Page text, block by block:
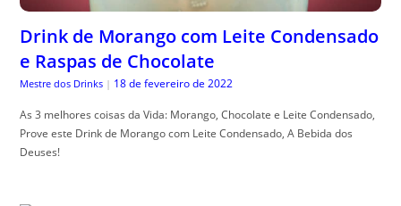
Drink de Morango com Leite Condensado
e Raspas de Chocolate
Mestre dos Drinks | 18 de fevereiro de 2022
As 3 melhores coisas da Vida: Morango, Chocolate e Leite Condensado,
Prove este Drink de Morango com Leite Condensado, A Bebida dos
Deuses!